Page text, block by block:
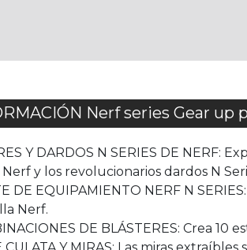
Nerf series Gear up
Y DARDOS N SERIES DE NERF:
Nerf y los revolucionarios dardos N
DE EQUIPAMIENTO NERF N
Nerf.
DE BLÁSTERES: Crea